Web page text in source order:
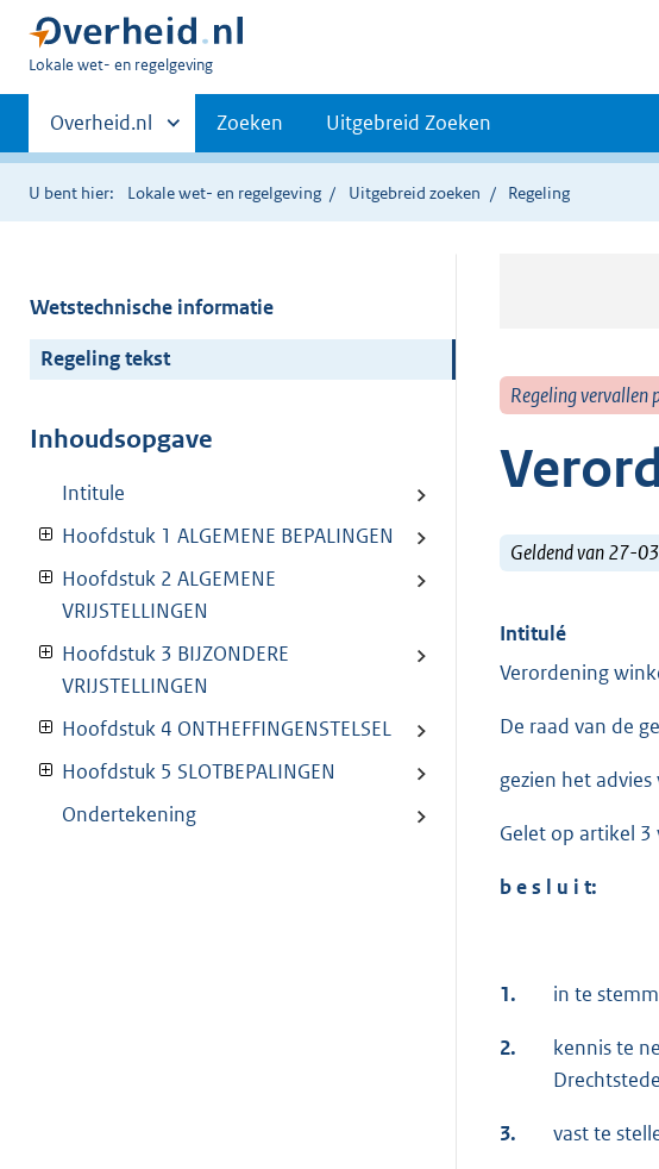
U
hier:
Lokale wet- en regelgeving
Primaire
navigatie
Andere
sites
binnen
Overheid.nl Zoeken Uitgebreid Zoeken
U bent hier: Lokale wet- en regelgeving Uitgebreid zoeken Regeling
Wetstechnische informatie
Regeling tekst
Inhoudsopgave
Intitule
Hoofdstuk 1 ALGEMENE BEPALINGEN
Hoofdstuk 2 ALGEMENE
VRIJSTELLINGEN
Hoofdstuk 3 BIJZONDERE
VRIJSTELLINGEN
Hoofdstuk 4 ONTHEFFINGENSTELSEL
Hoofdstuk 5 SLOTBEPALINGEN
Ondertekening
Regeling
Geldend van 27-
Intitulé
Verordening
De raad van de
gezien het
Gelet op artikel
b e s l u i t:
1. in te
2.
kennis te
3. vast te